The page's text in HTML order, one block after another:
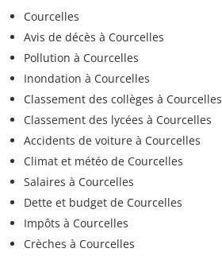
Courcelles
Avis de décès à Courcelles
Pollution à Courcelles
Inondation à Courcelles
Classement des collèges à Courcelles
Classement des lycées à Courcelles
Accidents de voiture à Courcelles
Climat et météo de Courcelles
Salaires à Courcelles
Dette et budget de Courcelles
Impôts à Courcelles
Crèches à Courcelles